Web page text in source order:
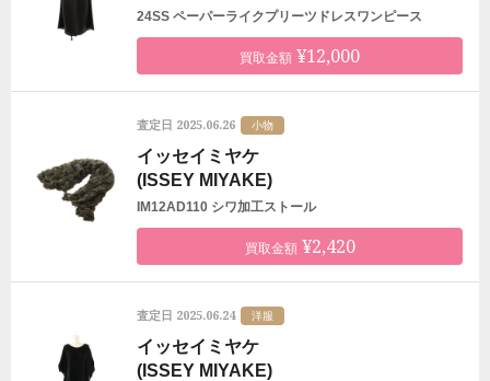
24SS ペーパーライクプリーツドレスワンピース
買取金額 ¥12,000
査定日 2025.06.26 小物
イッセイミヤケ
(ISSEY MIYAKE)
IM12AD110 シワ加工ストール
買取金額¥2,420
査定日 2025.06.24 洋服
イッセイミヤケ
(ISSEY MIYAKE)